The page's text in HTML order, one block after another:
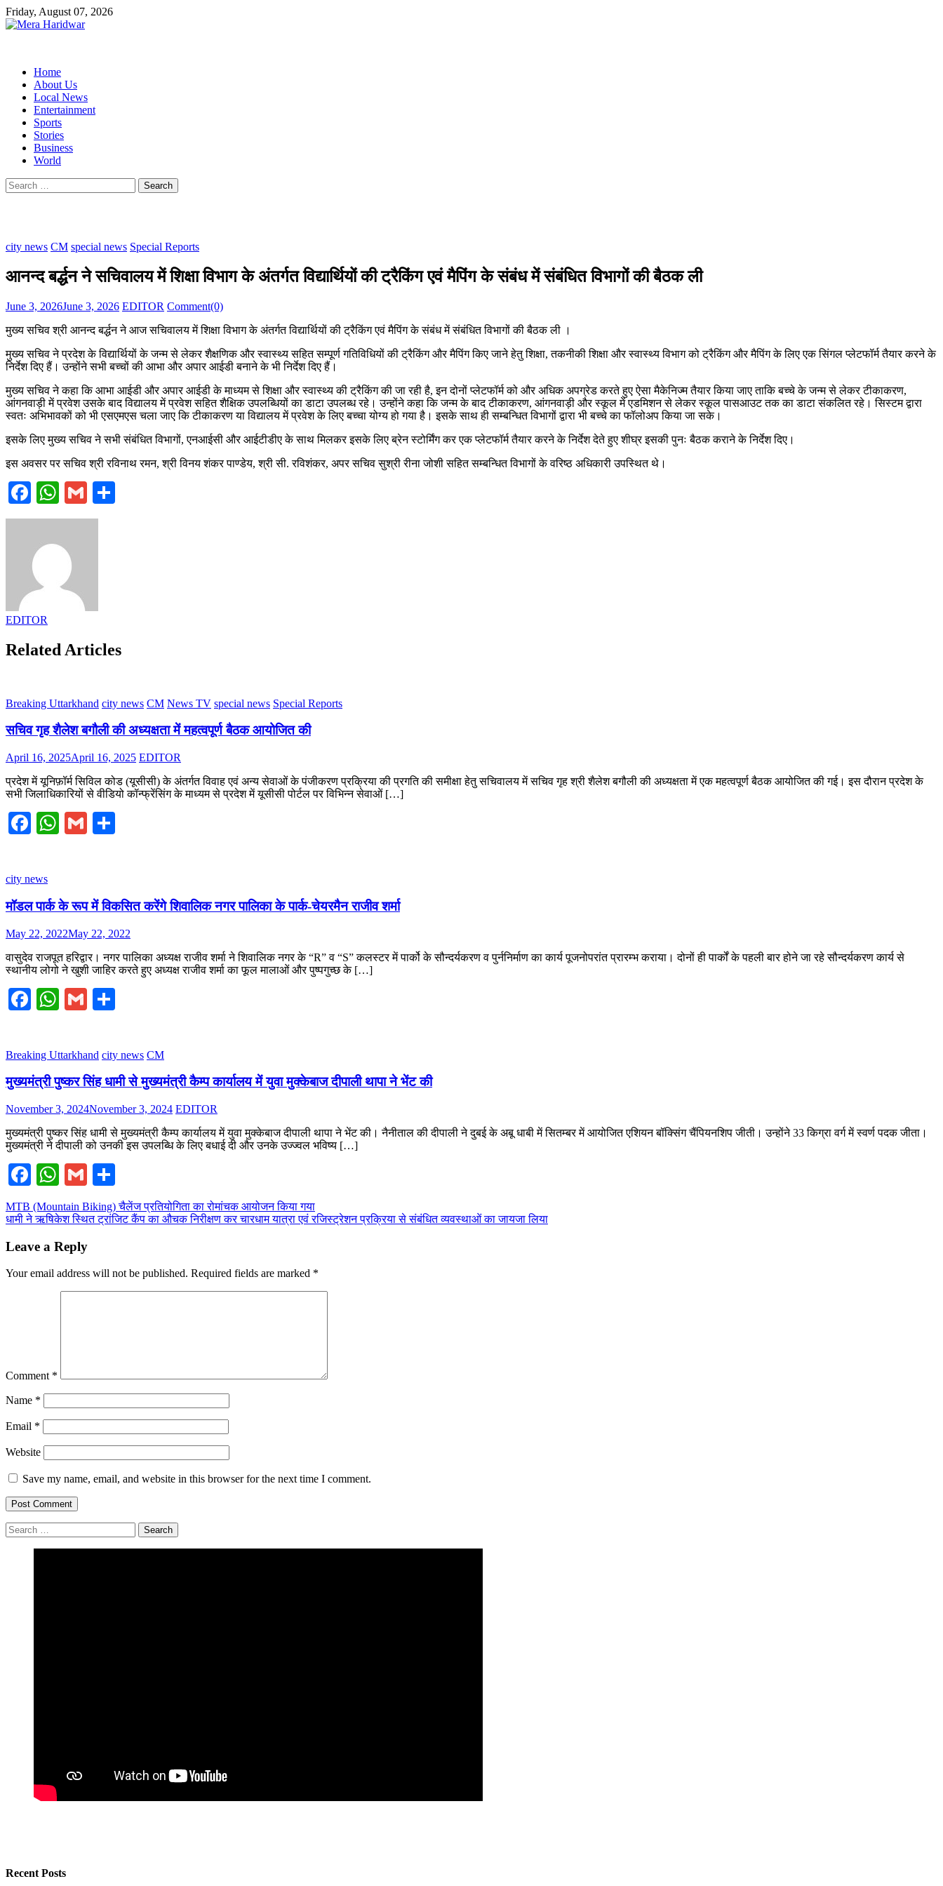
Skip
to
Friday, August 07, 2026
Home
About Us
Local News
Entertainment
Sports
Stories
Business
World
Search
for:
city news CM special news Special Reports
आनन्द बर्द्धन ने सचिवालय में शिक्षा विभाग के अंतर्गत विद्यार्थियों की ट्रैकिंग एवं मैपिंग के संबंध में संबंधित विभागों की बैठक ली
Posted
June 3, 2026June 3, 2026 Author
EDITOR Comment(0)
मुख्य सचिव श्री आनन्द बर्द्धन ने आज सचिवालय में शिक्षा विभाग के अंतर्गत विद्यार्थियों की ट्रैकिंग एवं मैपिंग के संबंध में संबंधित विभागों की बैठक ली ।
मुख्य सचिव ने प्रदेश के विद्यार्थियों के जन्म से लेकर शैक्षणिक और स्वास्थ्य सहित सम्पूर्ण गतिविधियों की ट्रैकिंग और मैपिंग किए जाने हेतु शिक्षा, तकनीकी शिक्षा और स्वास्थ्य विभाग को ट्रैकिंग और मैपिंग के लिए एक सिंगल प्लेटफॉर्म तैयार करने के
निर्देश दिए हैं। उन्होंने सभी बच्चों की आभा और अपार आईडी बनाने के भी निर्देश दिए हैं।
मुख्य सचिव ने कहा कि आभा आईडी और अपार आईडी के माध्यम से शिक्षा और स्वास्थ्य की ट्रैकिंग की जा रही है, इन दोनों प्लेटफॉर्म को और अधिक अपग्रेड करते हुए ऐसा मैकेनिज्म तैयार किया जाए ताकि बच्चे के जन्म से लेकर टीकाकरण,
आंगनवाड़ी में प्रवेश उसके बाद विद्यालय में प्रवेश सहित शैक्षिक उपलब्धियों का डाटा उपलब्ध रहे। उन्होंने कहा कि जन्म के बाद टीकाकरण, आंगनवाड़ी और स्कूल में एडमिशन से लेकर स्कूल पासआउट तक का डाटा संकलित रहे। सिस्टम द्वारा
स्वतः अभिभावकों को भी एसएमएस चला जाए कि टीकाकरण या विद्यालय में प्रवेश के लिए बच्चा योग्य हो गया है। इसके साथ ही सम्बन्धित विभागों द्वारा भी बच्चे का फॉलोअप किया जा सके।
इसके लिए मुख्य सचिव ने सभी संबंधित विभागों, एनआईसी और आईटीडीए के साथ मिलकर इसके लिए ब्रेन स्टोर्मिंग कर एक प्लेटफॉर्म तैयार करने के निर्देश देते हुए शीघ्र इसकी पुनः बैठक कराने के निर्देश दिए।
इस अवसर पर सचिव श्री रविनाथ रमन, श्री विनय शंकर पाण्डेय, श्री सी. रविशंकर, अपर सचिव सुश्री रीना जोशी सहित सम्बन्धित विभागों के वरिष्ठ अधिकारी उपस्थित थे।
Facebook
WhatsApp
Gmail
EDITOR
Related Articles
Breaking Uttarkhand city news CM News TV special news Special Reports
सचिव गृह शैलेश बगौली की अध्यक्षता में महत्वपूर्ण बैठक आयोजित की
Posted
April 16, 2025April 16, 2025 Author
EDITOR
प्रदेश में यूनिफ़ॉर्म सिविल कोड (यूसीसी) के अंतर्गत विवाह एवं अन्य सेवाओं के पंजीकरण प्रक्रिया की प्रगति की समीक्षा हेतु सचिवालय में सचिव गृह श्री शैलेश बगौली की अध्यक्षता में एक महत्वपूर्ण बैठक आयोजित की गई। इस दौरान प्रदेश के
सभी जिलाधिकारियों से वीडियो कॉन्फ्रेंसिंग के माध्यम से प्रदेश में यूसीसी पोर्टल पर विभिन्न सेवाओं […]
Facebook
WhatsApp
Gmail
city news
मॉडल पार्क के रूप में विकसित करेंगे शिवालिक नगर पालिका के पार्क-चेयरमैन राजीव शर्मा
Posted
May 22, 2022May 22, 2022
वासुदेव राजपूत हरिद्वार। नगर पालिका अध्यक्ष राजीव शर्मा ने शिवालिक नगर के “R” व “S” कलस्टर में पार्को के सौन्दर्यकरण व पुर्ननिर्माण का कार्य पूजनोपरांत प्रारम्भ कराया। दोनों ही पार्कों के पहली बार होने जा रहे सौन्दर्यकरण कार्य से
स्थानीय लोगो ने खुशी जाहिर करते हुए अध्यक्ष राजीव शर्मा का फूल मालाओं और पुष्पगुच्छ के […]
Facebook
WhatsApp
Gmail
Breaking Uttarkhand city news CM
मुख्यमंत्री पुष्कर सिंह धामी से मुख्यमंत्री कैम्प कार्यालय में युवा मुक्केबाज दीपाली थापा ने भेंट की
Posted
November 3, 2024November 3, 2024 Author
EDITOR
मुख्यमंत्री पुष्कर सिंह धामी से मुख्यमंत्री कैम्प कार्यालय में युवा मुक्केबाज दीपाली थापा ने भेंट की। नैनीताल की दीपाली ने दुबई के अबू धाबी में सितम्बर में आयोजित एशियन बॉक्सिंग चैंपियनशिप जीती। उन्होंने 33 किग्रा वर्ग में स्वर्ण पदक जीता।
मुख्यमंत्री ने दीपाली को उनकी इस उपलब्धि के लिए बधाई दी और उनके उज्ज्वल भविष्य […]
Facebook
WhatsApp
Gmail
Post
navigation
MTB (Mountain Biking) चैलेंज प्रतियोगिता का रोमांचक आयोजन किया गया
धामी ने ऋषिकेश स्थित ट्रांजिट कैंप का औचक निरीक्षण कर चारधाम यात्रा एवं रजिस्ट्रेशन प्रक्रिया से संबंधित व्यवस्थाओं का जायजा लिया
Leave a Reply
Your email address will not be published. Required fields are marked *
Comment *
Name *
Email *
Website
Save my name, email, and website in this browser for the next time I comment.
Search
for:
Recent Posts